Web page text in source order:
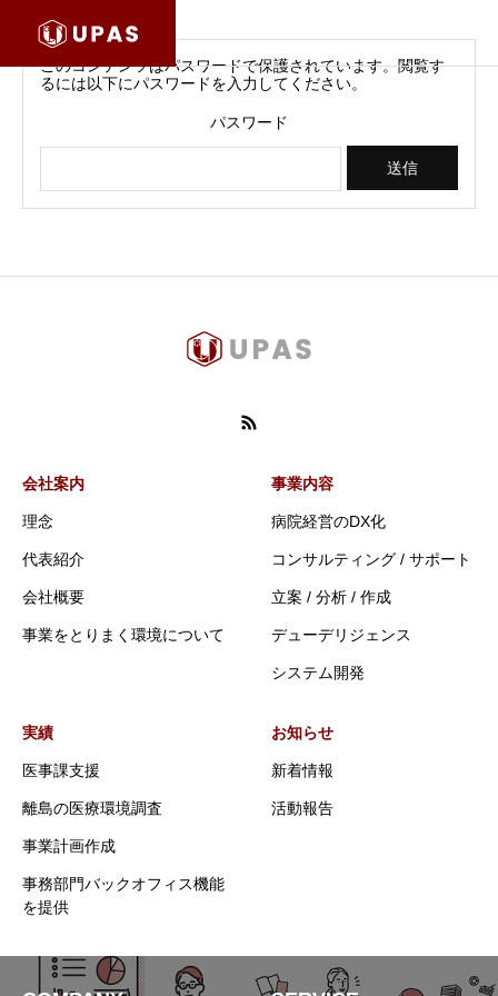
このコンテンツはパスワードで保護されています。閲覧す
るには以下にパスワードを入力してください。
パスワード
会社案内
理念
代表紹介
会社概要
事業をとりまく環境について
事業内容
病院経営のDX化
コンサルティング / サポート
立案 / 分析 / 作成
デューデリジェンス
システム開発
実績
医事課支援
離島の医療環境調査
事業計画作成
事務部門バックオフィス機能
を提供
お知らせ
新着情報
活動報告